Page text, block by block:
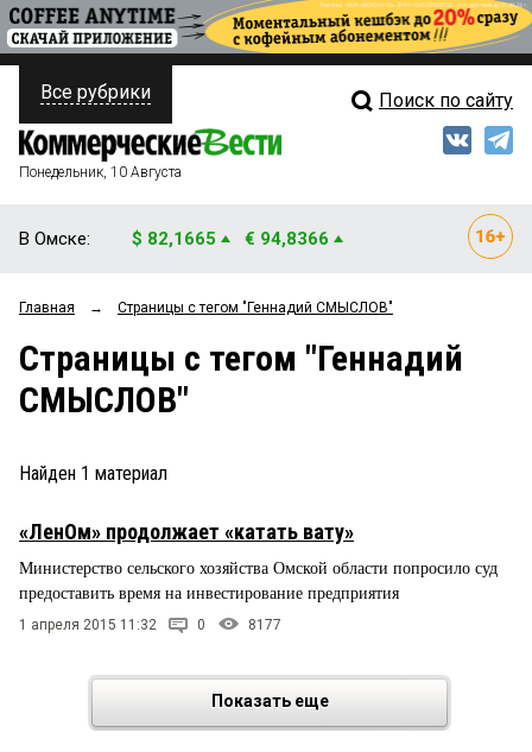
ПОЛИТИКА
ФИНАНСЫ
ОБЩЕСТВО
ЗАКОН
ПРОИСШЕСТВИЯ
СТИЛЬ ЖИЗНИ
Свежий выпуск
Мнения
Рейтинги
Все рубрики Поиск по сайту
Понедельник, 10 Августа
В Омске: $ 82,1665 € 94,8366
Главная → Страницы c тегом "Геннадий СМЫСЛОВ"
Страницы c тегом "Геннадий
СМЫСЛОВ"
Найден 1 материал
«ЛенОм» продолжает «катать вату»
Министерство сельского хозяйства Омской области попросило суд
предоставить время на инвестирование предприятия
1 апреля 2015 11:32 0 8177
Показать еще